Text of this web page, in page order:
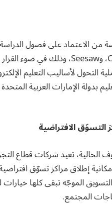
، وSeesaw، وذلك في ضوء
التحول لأساليب التعليم
بدولة الإمارات العربية
الافتراضية
الحالية، تعيد شركات قطاع
إطلاق مراكز تسوّق
الموجّه تبقى كلها
المجتمع.